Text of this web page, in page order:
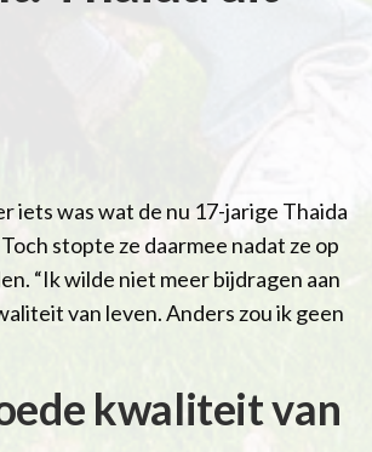
iets was wat de nu 17-jarige Thaida
stopte ze daarmee nadat ze op
“Ik wilde niet meer bijdragen aan
van leven. Anders zou ik geen
kwaliteit van